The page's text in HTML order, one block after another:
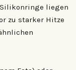
liegen
zu starker Hitze